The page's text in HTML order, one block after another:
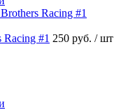
#1 250 руб. / шт